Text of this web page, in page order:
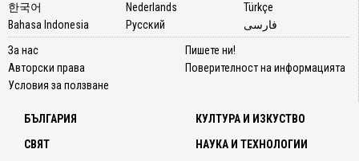
한국어
Bahasa Indonesia
Nederlands
Русский
Türkçe
فارسی
За нас
Авторски права
Условия за ползване
Пишете ни!
Поверителност на информацията
БЪЛГАРИЯ
СВЯТ
КУЛТУРА И ИЗКУСТВО
НАУКА И ТЕХНОЛОГИИ